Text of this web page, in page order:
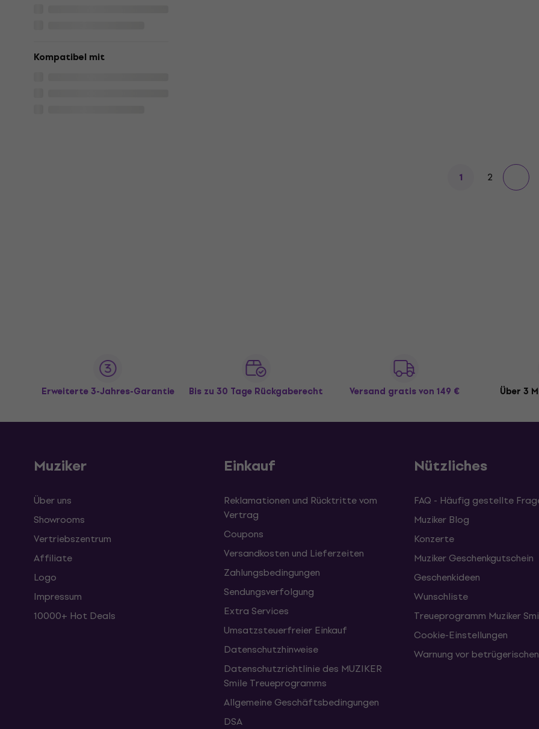
Kompatibel mit
1 2
Erweiterte 3-Jahres-Garantie Bis zu 30 Tage Rückgaberecht Versand gratisvon 149 € Über 3
Muziker
Über uns
Showrooms
Vertriebszentrum
Affiliate
Logo
Impressum
10000+ Hot Deals
Einkauf
Reklamationen und Rücktritte vom
Vertrag
Coupons
Versandkosten und Lieferzeiten
Zahlungsbedingungen
Sendungsverfolgung
Extra Services
Umsatzsteuerfreier Einkauf
Datenschutzhinweise
Datenschutzrichtlinie des MUZIKER
Smile Treueprogramms
Allgemeine Geschäftsbedingungen
DSA
Nützliches
FAQ - Häufig gestellte
Muziker Blog
Konzerte
Muziker Geschenkgutschein
Geschenkideen
Wunschliste
Treueprogramm Muziker
Cookie-Einstellungen
Warnung vor